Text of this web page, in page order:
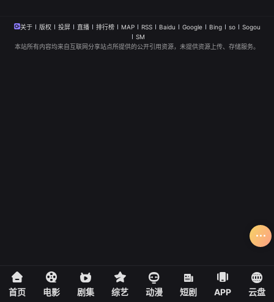
关于 版权 投屏 直播 排行榜 MAP RSS Baidu Google Bing so
Sogou
SM
本站所有内容均来自互联网分享站点所提供的公开引用资源，未提供资源上传、存储服务。
首页 电影 剧集 综艺 动漫 短剧 APP 云盘